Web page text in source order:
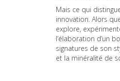
Mais ce qui
innovation. Alors
explore,
l’élaboration d’un
signatures de son
et la minéralité de